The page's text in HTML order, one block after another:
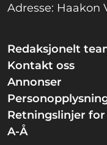
Adresse: Haakon
Redaksjonelt
Kontakt oss
Annonser
Retningslinjer
A-Å